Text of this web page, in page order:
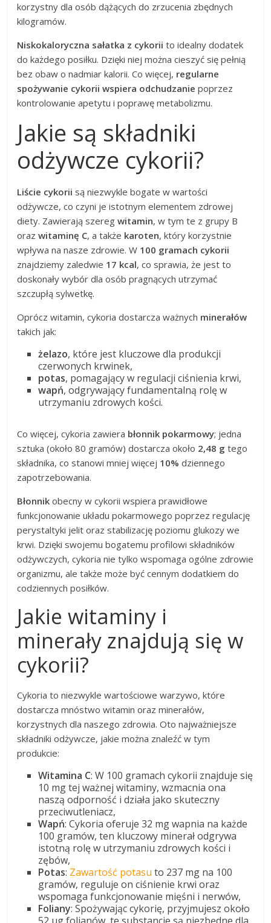
korzystny dla osób dążących do zrzucenia zbędnych
kilogramów.
Niskokaloryczna sałatka z cykorii to idealny dodatek
do każdego posiłku. Dzięki niej można cieszyć się pełnią
bez obaw o nadmiar kalorii. Co więcej, regularne
spożywanie cykorii wspiera odchudzanie poprzez
kontrolowanie apetytu i poprawę metabolizmu.
Jakie są składniki
odżywcze cykorii?
Liście cykorii są niezwykle bogate w wartości
odżywcze, co czyni je istotnym elementem zdrowej
diety. Zawierają szeregwitamin, w tym te z grupy B
orazwitaminę C, a także karoten, który korzystnie
wpływa na nasze zdrowie. W 100 gramach cykorii
znajdziemy zaledwie 17 kcal, co sprawia, że jest to
doskonały wybór dla osób pragnących utrzymać
szczupłą sylwetkę.
Oprócz witamin, cykoria dostarcza ważnych minerałów
takich jak:
żelazo, które jest kluczowe dla produkcji
czerwonych krwinek,
potas, pomagający w regulacji ciśnienia krwi,
wapń, odgrywający fundamentalną rolę w
utrzymaniu zdrowych kości.
Co więcej, cykoria zawiera błonnik pokarmowy; jedna
sztuka (około 80 gramów) dostarcza około 2,48 g tego
składnika, co stanowi mniej więcej 10% dziennego
zapotrzebowania.
Błonnik obecny w cykorii wspiera prawidłowe
funkcjonowanie układu pokarmowego poprzez regulację
perystaltyki jelit oraz stabilizację poziomu glukozy we
krwi. Dzięki swojemu bogatemu profilowi składników
odżywczych, cykoria nie tylko wspomaga ogólne zdrowie
organizmu, ale także może być cennym dodatkiem do
codziennych posiłków.
Jakie witaminy i
minerały znajdują się w
cykorii?
Cykoria to niezwykle wartościowe warzywo, które
dostarcza mnóstwo witamin oraz minerałów,
korzystnych dla naszego zdrowia. Oto najważniejsze
składniki odżywcze, jakie można znaleźć w tym
produkcie:
Witamina C: W 100 gramach cykorii znajduje się
10 mg tej ważnej witaminy, wzmacnia ona
naszą odporność i działa jako skuteczny
przeciwutleniacz,
Wapń: Cykoria oferuje 32 mg wapnia na każde
100 gramów, ten kluczowy minerał odgrywa
istotną rolę w utrzymaniu zdrowych kości i
zębów,
Potas: Zawartość potasu to 237 mg na 100
gramów, reguluje on ciśnienie krwi oraz
wspomaga funkcjonowanie mięśni i nerwów,
Foliany: Spożywając cykorię, przyjmujesz około